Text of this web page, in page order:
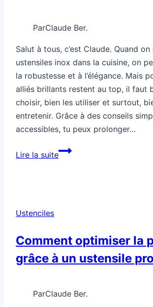
ParClaude Ber.
Salut à tous, c’est Claude. Quand
ustensiles inox dans la cuisine, on
la robustesse et à l’élégance. Mais
alliés brillants restent au top, il faut
choisir, bien les utiliser et surtout,
entretenir. Grâce à des conseils
accessibles, tu peux prolonger…
Lire la suiteComment
inox
Ustenciles
Comment optimiser la
grâce à un ustensile pro
ParClaude Ber.